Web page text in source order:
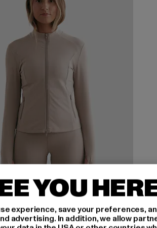
Zip Jacket
YOU
experience, save your preferences,
advertising. In addition, we allow